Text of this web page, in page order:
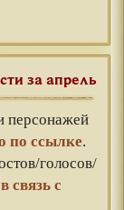
за апрель
персонажей
по ссылке.
голосов/
связь с